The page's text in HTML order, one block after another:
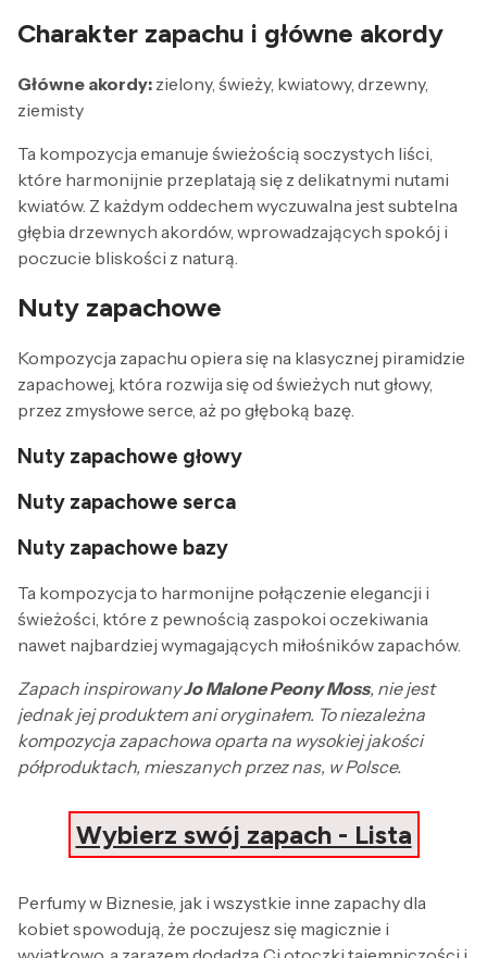
Charakter zapachu i główne akordy
Główne akordy: zielony, świeży, kwiatowy, drzewny,
ziemisty
Ta kompozycja emanuje świeżością soczystych liści,
które harmonijnie przeplatają się z delikatnymi nutami
kwiatów. Z każdym oddechem wyczuwalna jest subtelna
głębia drzewnych akordów, wprowadzających spokój i
poczucie bliskości z naturą.
Nuty zapachowe
Kompozycja zapachu opiera się na klasycznej piramidzie
zapachowej, która rozwija się od świeżych nut głowy,
przez zmysłowe serce, aż po głęboką bazę.
Nuty zapachowe głowy
Nuty zapachowe serca
Nuty zapachowe bazy
Ta kompozycja to harmonijne połączenie elegancji i
świeżości, które z pewnością zaspokoi oczekiwania
nawet najbardziej wymagających miłośników zapachów.
Zapach inspirowanyJo Malone Peony Moss, nie jest
jednak jej produktem ani oryginałem. To niezależna
kompozycja zapachowa oparta na wysokiej jakości
półproduktach, mieszanych przez nas, w Polsce.
Wybierz swój zapach - Lista
Perfumy w Biznesie, jak i wszystkie inne zapachy dla
kobiet spowodują, że poczujesz się magicznie i